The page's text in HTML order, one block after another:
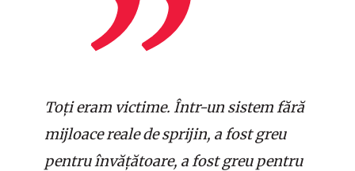
Toți eram victime. Într-un sistem fără
mijloace reale de sprijin, a fost greu
pentru învățătoare, a fost greu pentru